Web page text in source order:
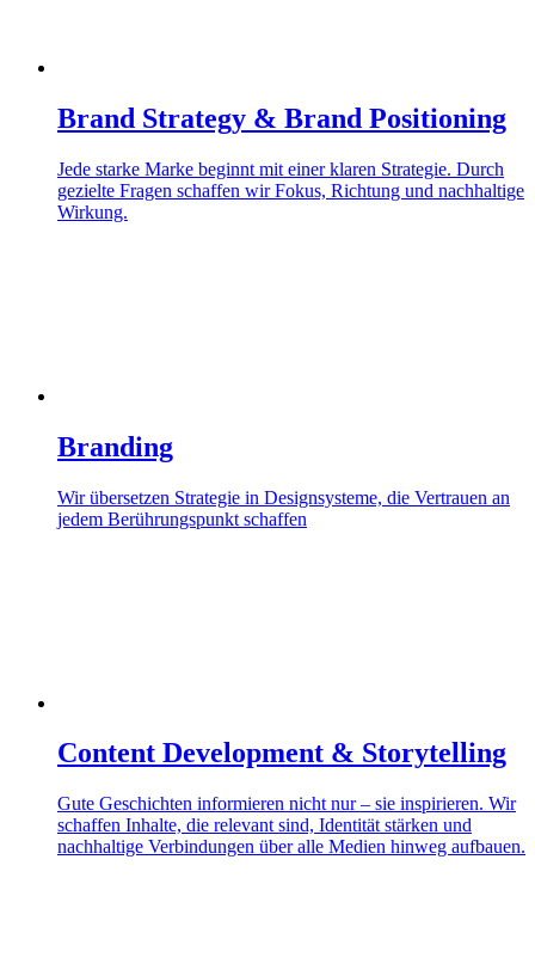
Brand Strategy & Brand Positioning
Jede starke Marke beginnt mit einer klaren Strategie. Durch
gezielte Fragen schaffen wir Fokus, Richtung und nachhaltige
Wirkung.
Branding
Wir übersetzen Strategie in Designsysteme, die Vertrauen an
jedem Berührungspunkt schaffen
Content Development & Storytelling
Gute Geschichten informieren nicht nur – sie inspirieren. Wir
schaffen Inhalte, die relevant sind, Identität stärken und
nachhaltige Verbindungen über alle Medien hinweg aufbauen.